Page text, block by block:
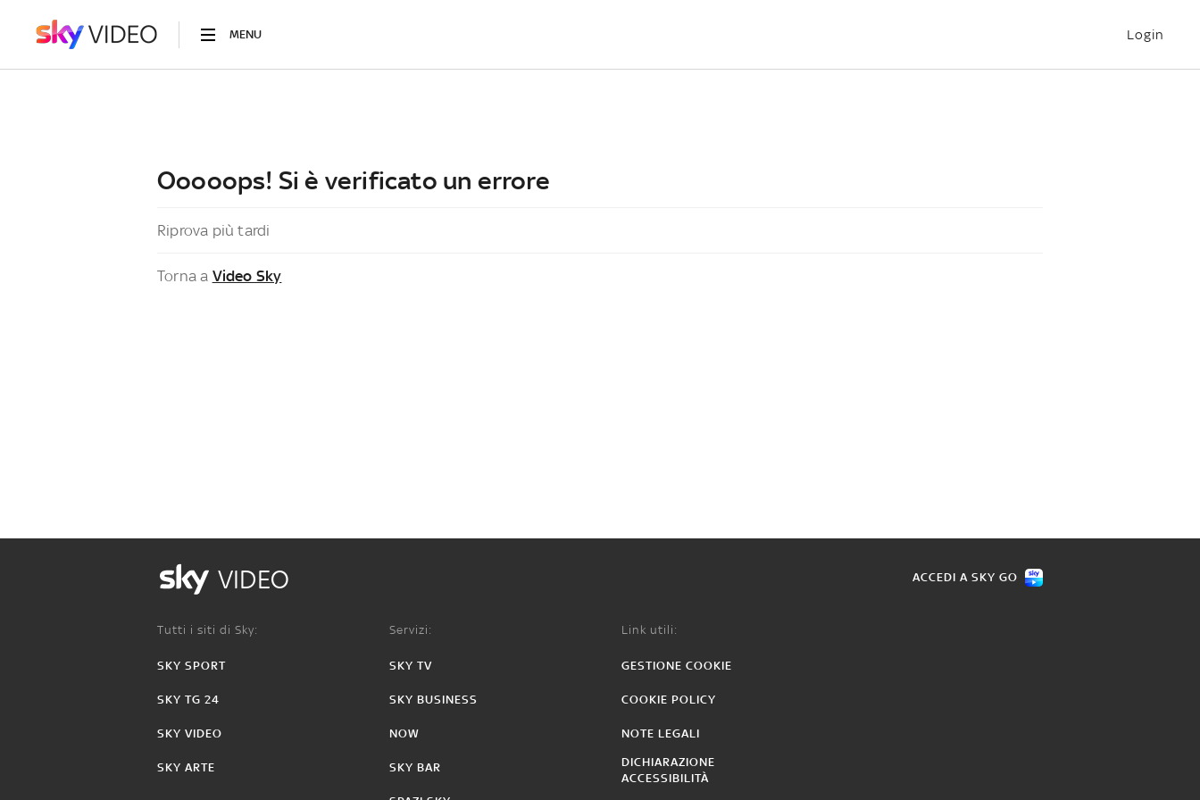
MENU Login
Ooooops! Si è verificato un errore
Riprova più tardi
Torna a Video Sky
VIDEO ACCEDI A SKY GO
Tutti i siti di Sky:
SKY SPORT
SKY TG 24
SKY VIDEO
SKY ARTE
Servizi:
SKY TV
SKY BUSINESS
NOW
SKY BAR
Link utili:
GESTIONE COOKIE
COOKIE POLICY
NOTE LEGALI
DICHIARAZIONE
ACCESSIBILITÀ